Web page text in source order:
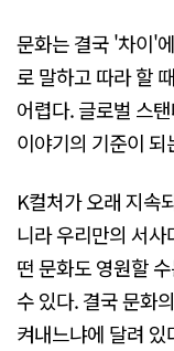
문화는 결국 '차이'
로 말하고 따라 할
어렵다. 글로벌 스
이야기의 기준이
K컬처가 오래 지속
니라 우리만의 서
떤 문화도 영원할
수 있다. 결국 문화
켜내느냐에 달려 있